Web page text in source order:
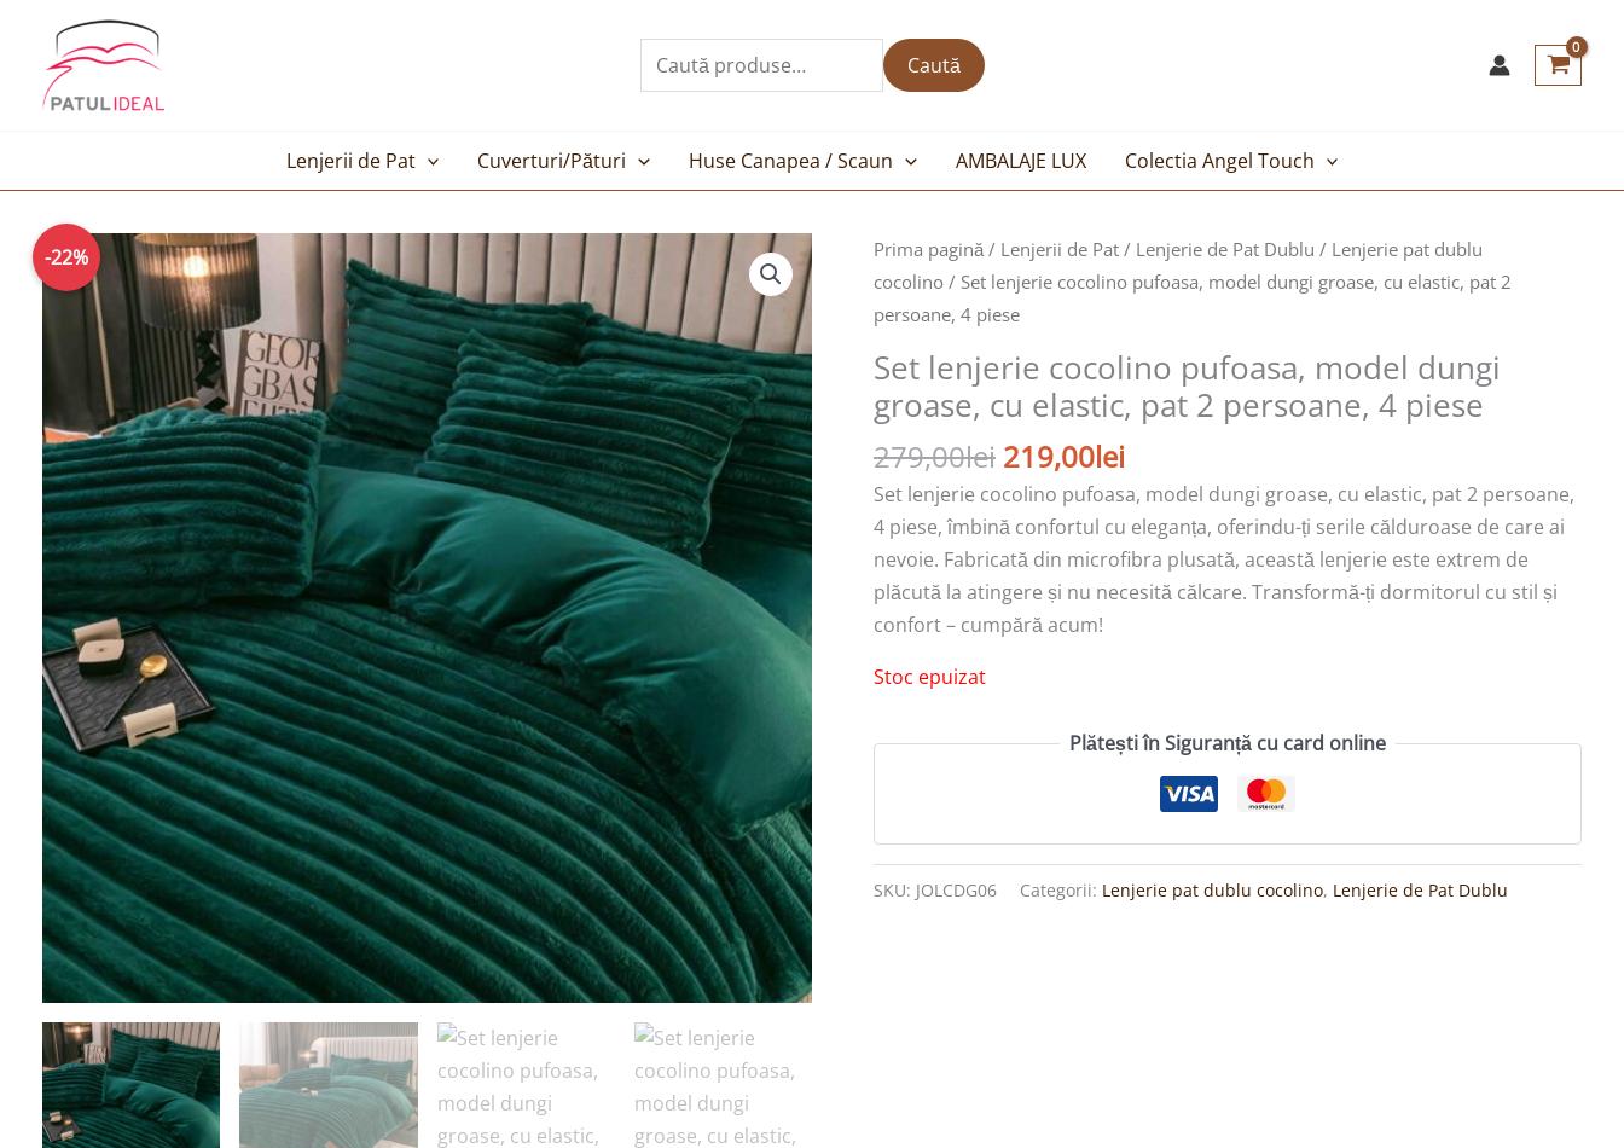
content
după:
Caută
Lenjerii de Pat Cuverturi/Pături Huse Canapea / Scaun AMBALAJE LUX Colectia Angel Touch
-22% Prima pagină/ Lenjerii de Pat/ Lenjerie de Pat Dublu / Lenjerie pat dublu
cocolino / Set lenjerie cocolino pufoasa, model dungi groase, cu elastic, pat 2
persoane, 4 piese
Set lenjerie cocolino pufoasa, model dungi
groase, cu elastic, pat 2 persoane, 4 piese
279,00lei
Prețul
inițial
a
fost:
279,00lei.
219,00lei
Prețul
curent
219,00lei.
Set lenjerie cocolino pufoasa, model dungi groase, cu elastic, pat 2 persoane,
4 piese, îmbină confortul cu eleganța, oferindu-ți serile călduroase de care ai
nevoie. Fabricată din microfibra plusată, această lenjerie este extrem de
plăcută la atingere și nu necesită călcare. Transformă-ți dormitorul cu stil și
confort – cumpără acum!
Stoc epuizat
Plătești în Siguranță cu card online
SKU: JOLCDG06 Categorii: Lenjerie pat dublu cocolino, Lenjerie de Pat Dublu